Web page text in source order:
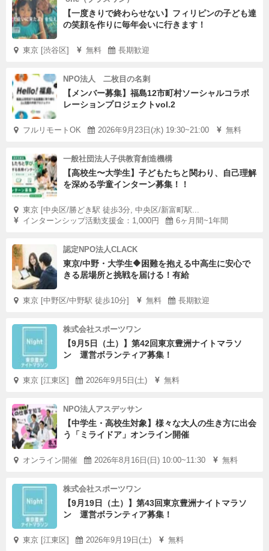
【一度きりで終わらせない】フィリピンの子ども達
の笑顔を作りに毎年会いに行きます！
東京 [渋谷区] 無料 長期歓迎
NPO法人 二枚目の名刺
【メンバー募集】福島12市町村ソーシャルコラボ
レーションプロジェクトvol.2
フルリモートOK 2026年9月23日(水) 19:30~21:00 無料
一般社団法人子供教育創造機構
【高校生〜大学生】子どもたちと関わり、自己理解
を深める学童インターン募集！！
東京 [中央区/勝どき駅 徒歩3分, 中央区/新富町駅...
インターンシップ活動支援金：1,000円
6ヶ月間~1年間
認定NPO法人CLACK
東京/中野・大学生🔶困難を抱える中高生に安心で
きる居場所と挑戦を届ける！有給
東京 [中野区/中野駅 徒歩10分] 無料 長期歓迎
株式会社スポーツワン
【9月5日（土）】第42回東京豊洲ナイトマラソ
ン 運営ボランティア募集！
東京 [江東区] 2026年9月5日(土) 無料
NPO法人アスデッサン
【中学生・高校生対象】様々な大人の生き方に出会
う「ミライドア」オンライン開催
オンライン開催 2026年8月16日(日) 10:00~11:30 無料
株式会社スポーツワン
【9月19日（土）】第43回東京豊洲ナイトマラソ
ン 運営ボランティア募集！
東京 [江東区] 2026年9月19日(土) 無料